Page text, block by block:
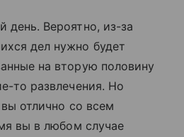
день. Вероятно, из-за
дел нужно будет
на вторую половину
то развлечения. Но
отлично со всем
вы в любом случае